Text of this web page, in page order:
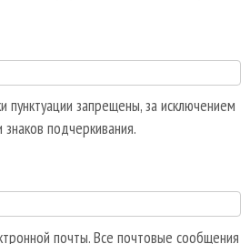
запрещены, за исключением
подчеркивания.
почты. Все почтовые сообщения